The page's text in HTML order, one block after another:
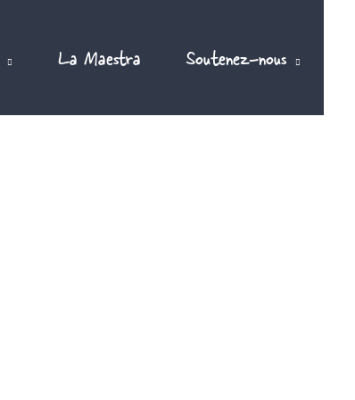
La Maestra Soutenez-nous